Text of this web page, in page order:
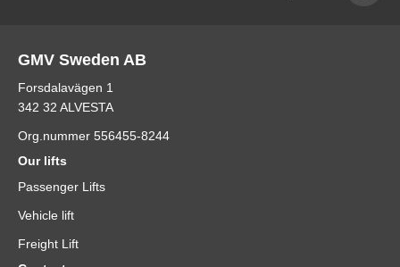
GMV Sweden AB
Forsdalavägen 1
342 32 ALVESTA
Org.nummer 556455-8244
Our lifts
Passenger Lifts
Vehicle lift
Freight Lift